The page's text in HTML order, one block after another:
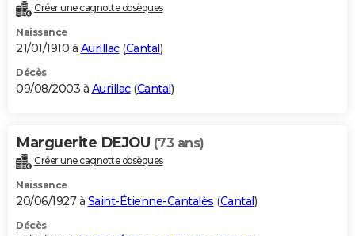
Créer une cagnotte obsèques
Naissance
21/01/1910 à Aurillac(Cantal)
Décès
09/08/2003 à Aurillac(Cantal)
Marguerite DEJOU (73 ans)
Créer une cagnotte obsèques
Naissance
20/06/1927 à Saint-Étienne-Cantalès (Cantal)
Décès